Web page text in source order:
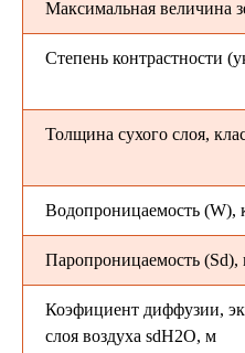
Максимальная величина
Степень контрастности
Толщина сухого слоя,
Водопроницаемость (W),
Паропроницаемость (Sd),
Коэфициент диффузии,
слоя воздуха sdH2O, м